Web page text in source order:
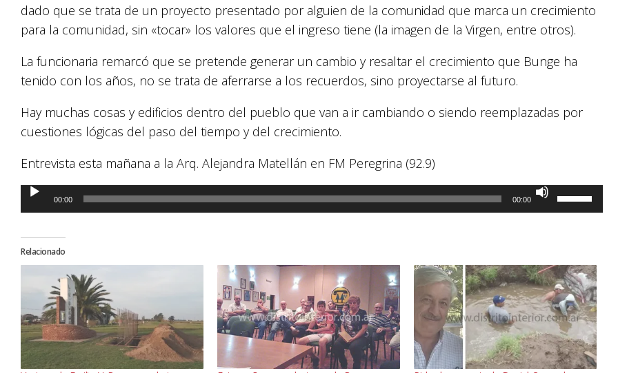
dado que se trata de un proyecto presentado por alguien de la comunidad que marca un crecimiento
para la comunidad, sin «tocar» los valores que el ingreso tiene (la imagen de la Virgen, entre otros).
La funcionaria remarcó que se pretende generar un cambio y resaltar el crecimiento que Bunge ha
tenido con los años, no se trata de aferrarse a los recuerdos, sino proyectarse al futuro.
Hay muchas cosas y edificios dentro del pueblo que van a ir cambiando o siendo reemplazadas por
cuestiones lógicas del paso del tiempo y del crecimiento.
Entrevista esta mañana a la Arq. Alejandra Matellán en FM Peregrina (92.9)
Reproductor
de
00:00 00:00
Utiliza
las
flecha
arriba/
para
aumentar
o
disminuir
Relacionado